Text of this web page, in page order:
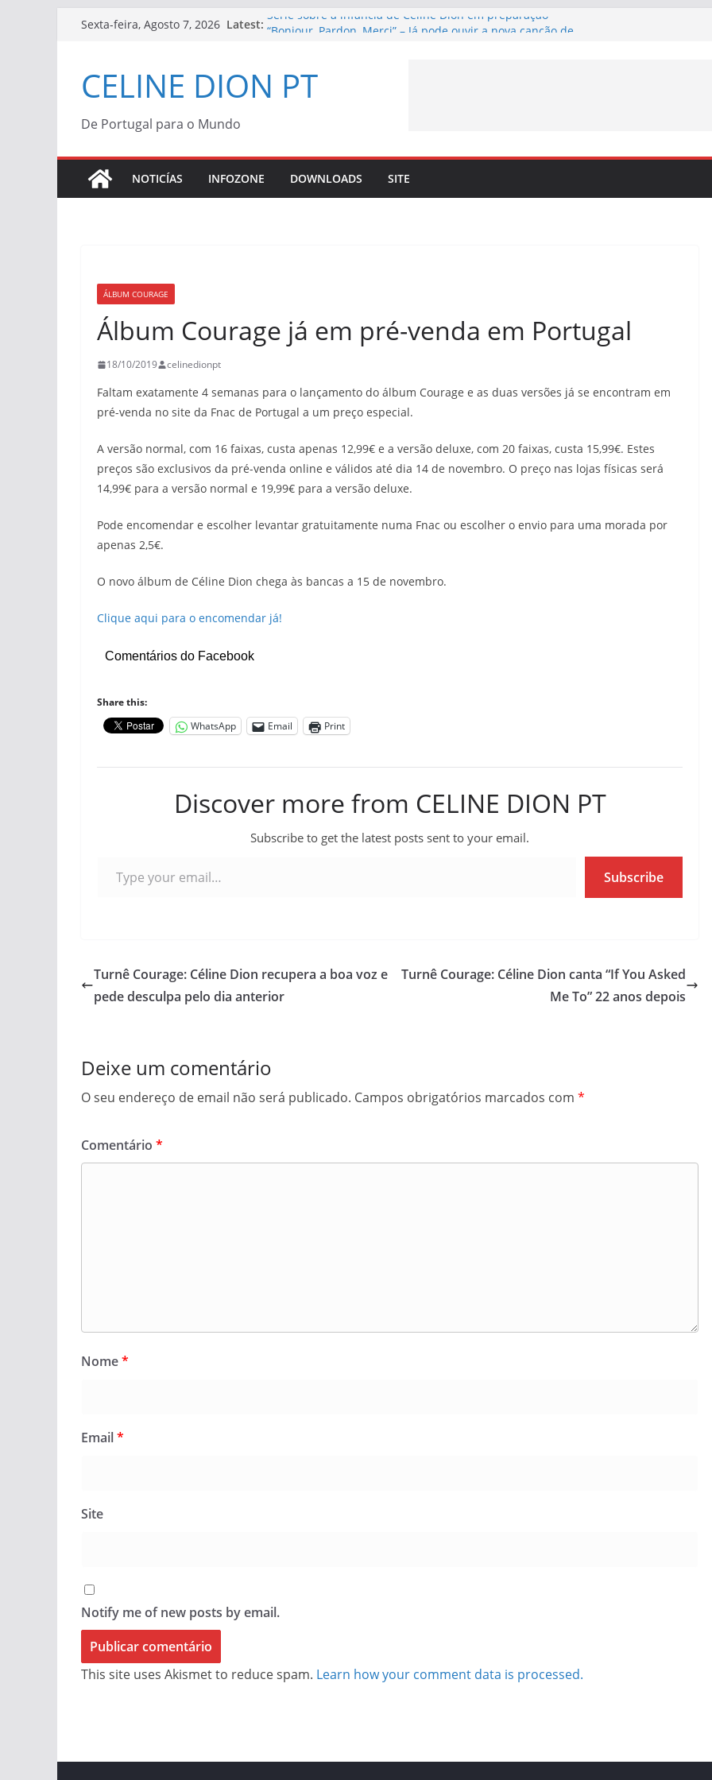
Sexta-feira, Agosto 7, 2026 Latest: Série sobre a infância de Céline Dion em preparação
Céline Dion confirma lançamento de nova canção –
“Bonjour, Pardon, Merci” – a 3 de julho
Morreu Peabo Bryson. Céline Dion recorda os momentos
CELINE DION PT
De Portugal para o Mundo
NOTICÍAS INFOZONE DOWNLOADS SITE
ÁLBUM COURAGE
Álbum Courage já em pré-venda em Portugal
18/10/2019 celinedionpt
Faltam exatamente 4 semanas para o lançamento do álbum Courage e as duas versões já se encontram em
pré-venda no site da Fnac de Portugal a um preço especial.
A versão normal, com 16 faixas, custa apenas 12,99€ e a versão deluxe, com 20 faixas, custa 15,99€. Estes
preços são exclusivos da pré-venda online e válidos até dia 14 de novembro. O preço nas lojas físicas será
14,99€ para a versão normal e 19,99€ para a versão deluxe.
Pode encomendar e escolher levantar gratuitamente numa Fnac ou escolher o envio para uma morada por
apenas 2,5€.
O novo álbum de Céline Dion chega às bancas a 15 de novembro.
Clique aqui para o encomendar já!
Comentários do Facebook
Share this:
WhatsApp
Email Print
Discover more from CELINE DION PT
Subscribe to get the latest posts sent to your email.
Subscribe
Turnê Courage: Céline Dion recupera a boa voz e
pede desculpa pelo dia anterior
Turnê Courage: Céline Dion canta “If You Asked
Me To” 22 anos depois
Deixe um comentário
O seu endereço de email não será publicado. Campos obrigatórios marcados com *
Comentário *
Nome*
Email*
Site
Notify me of new posts by email.
This site uses Akismet to reduce spam. Learn how your comment data is processed.